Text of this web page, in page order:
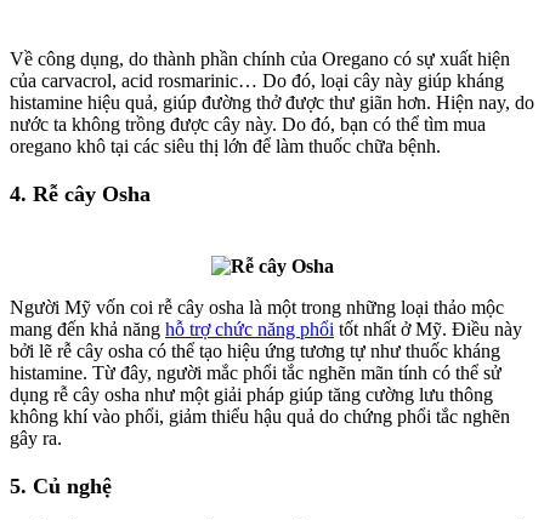
Về công dụng, do thành phần chính của Oregano có sự xuất hiện
của carvacrol, acid rosmarinic… Do đó, loại cây này giúp kháng
histamine hiệu quả, giúp đường thở được thư giãn hơn. Hiện nay, do
nước ta không trồng được cây này. Do đó, bạn có thể tìm mua
oregano khô tại các siêu thị lớn để làm thuốc chữa bệnh.
4. Rễ cây Osha
Người Mỹ vốn coi rễ cây osha là một trong những loại thảo mộc
mang đến khả năng hỗ trợ chức năng phổi tốt nhất ở Mỹ. Điều này
bởi lẽ rễ cây osha có thể tạo hiệu ứng tương tự như thuốc kháng
histamine. Từ đây, người mắc phổi tắc nghẽn mãn tính có thể sử
dụng rễ cây osha như một giải pháp giúp tăng cường lưu thông
không khí vào phổi, giảm thiểu hậu quả do chứng phổi tắc nghẽn
gây ra.
5. Củ nghệ